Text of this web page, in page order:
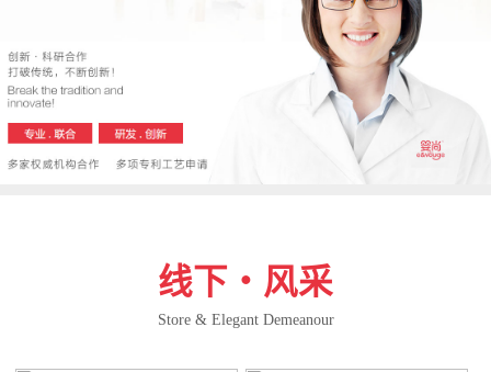
线下・风采
Store & Elegant Demeanour